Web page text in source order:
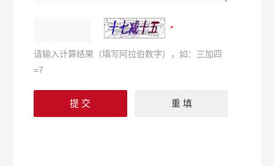
请输入计算结果（填写阿拉伯数字），如：三加四
=7